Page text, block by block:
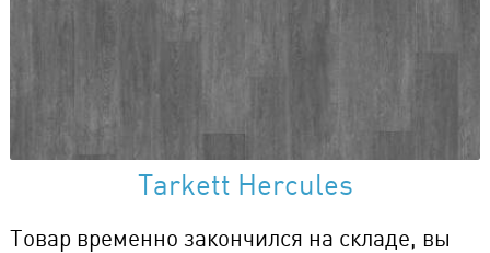
Tarkett Hercules
Товар временно закончился на складе, вы